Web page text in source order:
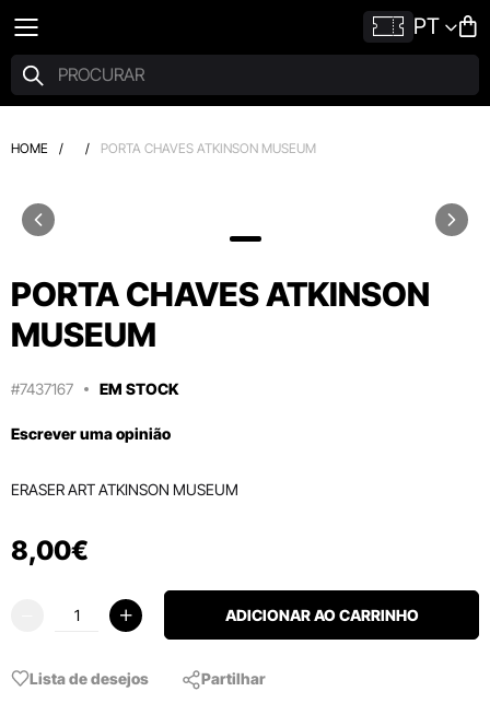
PT
HOME / / PORTA CHAVES ATKINSON MUSEUM
PORTA CHAVES ATKINSON
MUSEUM
#7437167 EM STOCK
Escrever uma opinião
ERASER ART ATKINSON MUSEUM
8,00€
ADICIONAR AO CARRINHO
Lista de desejos Partilhar